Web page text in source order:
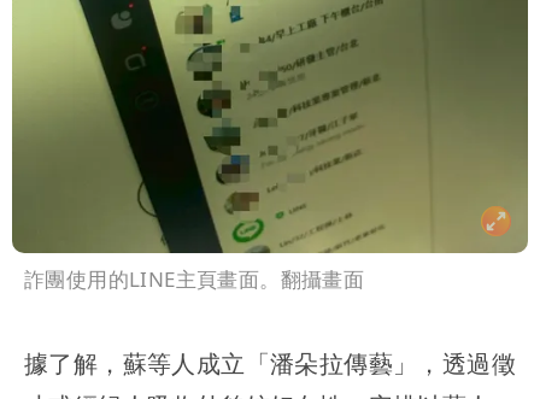
詐團使用的LINE主頁畫面。翻攝畫面
據了解，蘇等人成立「潘朵拉傳藝」，透過徵